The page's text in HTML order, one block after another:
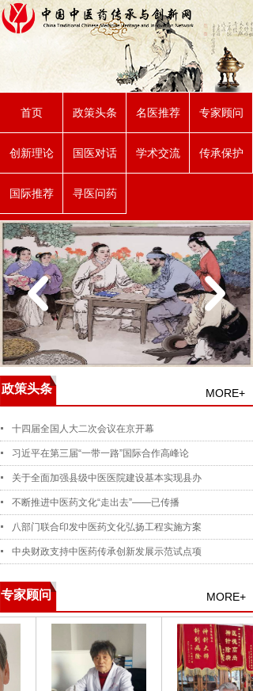
首页 政策头条 名医推荐 专家顾问
创新理论 国医对话 学术交流 传承保护
国际推荐 寻医问药
政策头条 MORE+
十四届全国人大二次会议在京开幕
习近平在第三届“一带一路”国际合作高峰论
关于全面加强县级中医医院建设基本实现县办
不断推进中医药文化“走出去”——已传播
八部门联合印发中医药文化弘扬工程实施方案
中央财政支持中医药传承创新发展示范试点项
专家顾问 MORE+